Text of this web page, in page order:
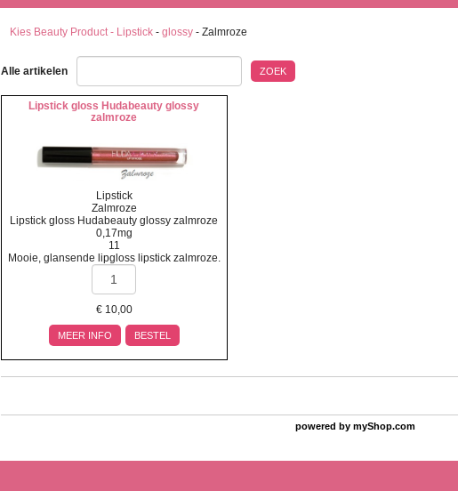
Kies Beauty Product - Lipstick -glossy -Zalmroze
Alle artikelen ZOEK
Lipstick gloss Hudabeauty glossy
zalmroze
Lipstick
Zalmroze
Lipstick gloss Hudabeauty glossy zalmroze
0,17mg
11
Mooie, glansende lipgloss lipstick zalmroze.
€ 10,00
MEER INFO BESTEL
powered bymyShop.com